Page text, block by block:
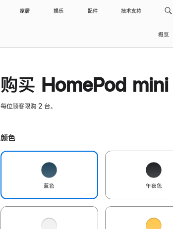
家居 娱乐 配件 技术支持
概览
购买 HomePod mini
每位顾客限购 2 台。
颜色
蓝色 午夜色